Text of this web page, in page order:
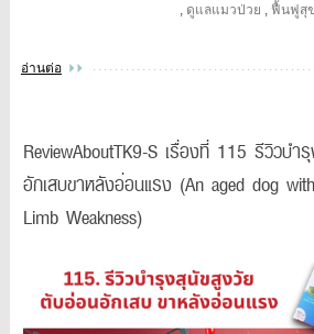
, ดูแลแมวป่วย ,ฟื้นฟูสุ
อ่านต่อ
ReviewAboutTK9-S เรื่องที่ 115 รีวิวบ
อักเสบขาหลังอ่อนแรง (An aged dog
Limb Weakness)